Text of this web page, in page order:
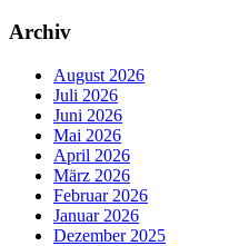
Archiv
August 2026
Juli 2026
Juni 2026
Mai 2026
April 2026
März 2026
Februar 2026
Januar 2026
Dezember 2025